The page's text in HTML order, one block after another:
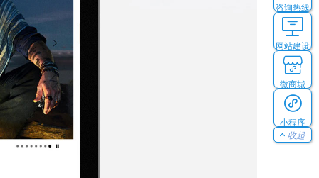
咨询热线
网站建设
微商城
小程序
收起